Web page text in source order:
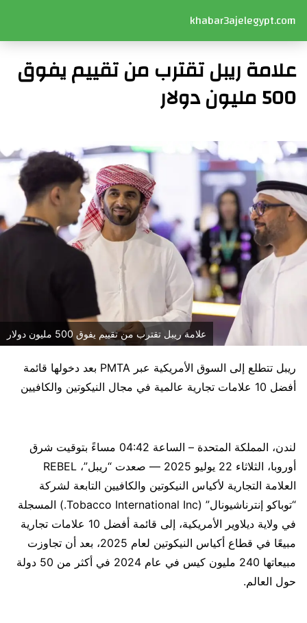
khabar3ajelegypt.com
علامة ريبل تقترب من تقييم يفوق
500 مليون دولار
علامة ريبل تقترب من تقييم يفوق 500 مليون دولار
ريبل تتطلع إلى السوق الأمريكية عبر PMTA بعد دخولها قائمة
أفضل 10 علامات تجارية عالمية في مجال النيكوتين والكافيين
لندن، المملكة المتحدة – الساعة 04:42 مساءً بتوقيت شرق
أوروبا، الثلاثاء 22 يوليو 2025 — صعدت “ريبل”، REBEL
العلامة التجارية لأكياس النيكوتين والكافيين التابعة لشركة
“توباكو إنترناشيونال” (Tobacco International Inc.) المسجلة
في ولاية ديلاوير الأمريكية، إلى قائمة أفضل 10 علامات تجارية
مبيعًا في قطاع أكياس النيكوتين لعام 2025، بعد أن تجاوزت
مبيعاتها 240 مليون كيس في عام 2024 في أكثر من 50 دولة
حول العالم.